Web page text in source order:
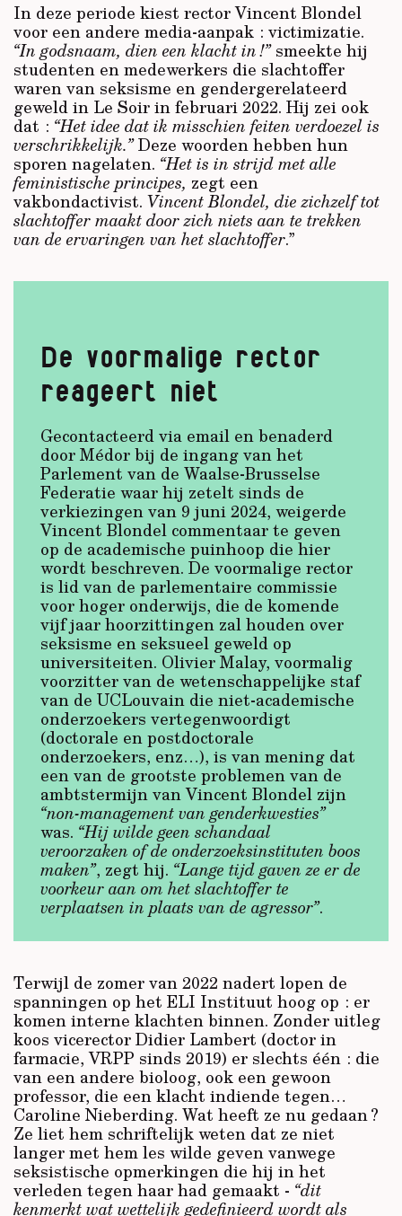
In deze periode kiest rector Vincent Blondel
voor een andere media-aanpak : victimizatie.
“In godsnaam, dien een klacht in !”smeekte hij
studenten en medewerkers die slachtoffer
waren van seksisme en gendergerelateerd
geweld in Le Soir in februari 2022. Hij zei ook
dat : “Het idee dat ik misschien feiten verdoezel is
verschrikkelijk.”Deze woorden hebben hun
sporen nagelaten. “Het is in strijd met alle
feministische principes, zegt een
vakbondactivist. Vincent Blondel, die zichzelf tot
slachtoffer maakt door zich niets aan te trekken
van de ervaringen van het slachtoffer.”
De voormalige rector
reageert niet
Gecontacteerd via email en benaderd
door Médor bij de ingang van het
Parlement van de Waalse-Brusselse
Federatie waar hij zetelt sinds de
verkiezingen van 9 juni 2024, weigerde
Vincent Blondel commentaar te geven
op de academische puinhoop die hier
wordt beschreven. De voormalige rector
is lid van de parlementaire commissie
voor hoger onderwijs, die de komende
vijf jaar hoorzittingen zal houden over
seksisme en seksueel geweld op
universiteiten. Olivier Malay, voormalig
voorzitter van de wetenschappelijke staf
van de UCLouvain die niet-academische
onderzoekers vertegenwoordigt
(doctorale en postdoctorale
onderzoekers, enz…), is van mening dat
een van de grootste problemen van de
ambtstermijn van Vincent Blondel zijn
“non-management van genderkwesties”
was. “Hij wilde geen schandaal
veroorzaken of de onderzoeksinstituten boos
maken”, zegt hij. “Lange tijd gaven ze er de
voorkeur aan om het slachtoffer te
verplaatsen in plaats van de agressor”.
Terwijl de zomer van 2022 nadert lopen de
spanningen op het ELI Instituut hoog op : er
komen interne klachten binnen. Zonder uitleg
koos vicerector Didier Lambert (doctor in
farmacie, VRPP sinds 2019) er slechts één : die
van een andere bioloog, ook een gewoon
professor, die een klacht indiende tegen…
Caroline Nieberding. Wat heeft ze nu gedaan ?
Ze liet hem schriftelijk weten dat ze niet
langer met hem les wilde geven vanwege
seksistische opmerkingen die hij in het
verleden tegen haar had gemaakt - “dit
kenmerkt wat wettelijk gedefinieerd wordt als